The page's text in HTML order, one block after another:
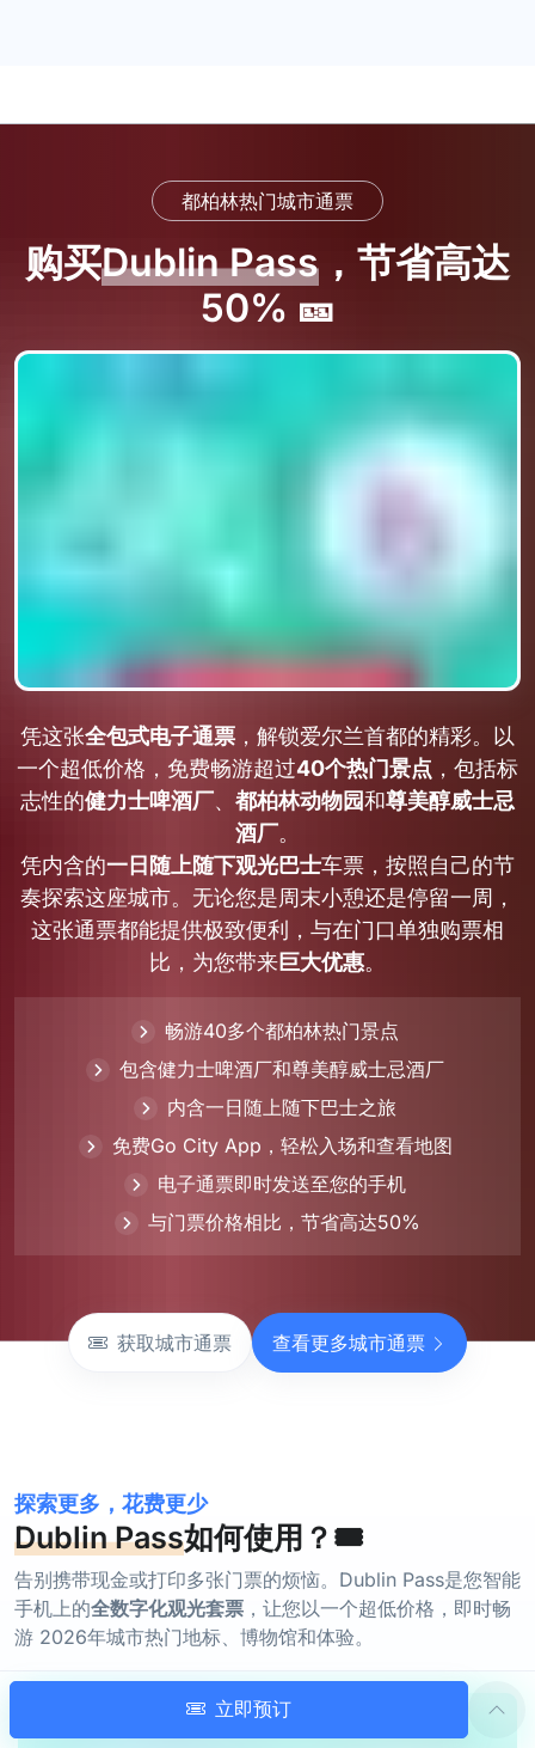
都柏林热门城市通票
购买Dublin Pass ，节省高达
50% 🎫
凭这张全包式电子通票 ，解锁爱尔兰首都的精彩。以
一个超低价格，免费畅游超过40个热门景点 ，包括标
志性的健力士啤酒厂、 都柏林动物园和尊美醇威士忌
酒厂。
凭内含的一日随上随下观光巴士车票，按照自己的节
奏探索这座城市。无论您是周末小憩还是停留一周，
这张通票都能提供极致便利，与在门口单独购票相
比，为您带来巨大优惠。
畅游40多个都柏林热门景点
包含健力士啤酒厂和尊美醇威士忌酒厂
内含一日随上随下巴士之旅
免费Go City App，轻松入场和查看地图
电子通票即时发送至您的手机
与门票价格相比，节省高达50%
获取城市通票 查看更多城市通票
探索更多，花费更少
Dublin Pass如何使用？🎟️
告别携带现金或打印多张门票的烦恼。Dublin Pass是您智能
手机上的全数字化观光套票 ，让您以一个超低价格，即时畅
游 2026年城市热门地标、博物馆和体验。
立即预订